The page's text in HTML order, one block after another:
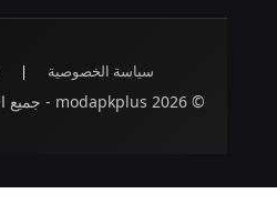
سياسة الخصوصية |
© 2026 modapkplus - جميع الحقوق محفوظة